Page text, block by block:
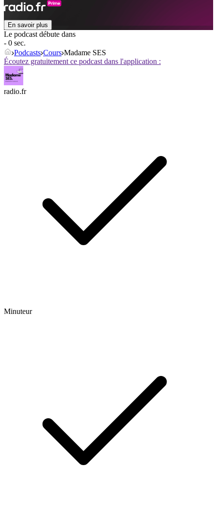
En savoir plus
Le podcast débute dans
- 0 sec.
Podcasts Cours Madame SES
Écoutez gratuitement ce podcast dans l'application :
radio.fr
Minuteur